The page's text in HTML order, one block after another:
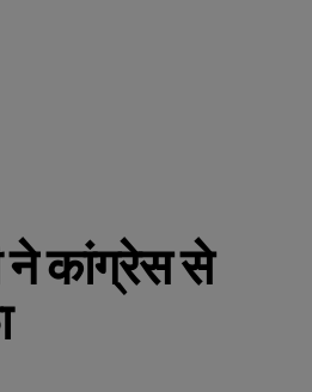
ने कांग्रेस से